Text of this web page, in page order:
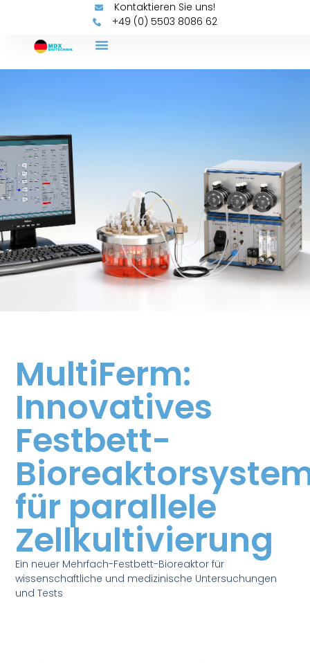
Kontaktieren Sie uns!
+49 (0) 5503 8086 62
MultiFerm:
Innovatives
Festbett-
für parallele
Zellkultivierung
Ein neuer Mehrfach-Festbett-Bioreaktor für
wissenschaftliche und medizinische Untersuchungen
und Tests